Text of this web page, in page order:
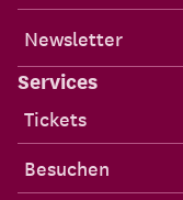
Newsletter
Services
Tickets
Besuchen